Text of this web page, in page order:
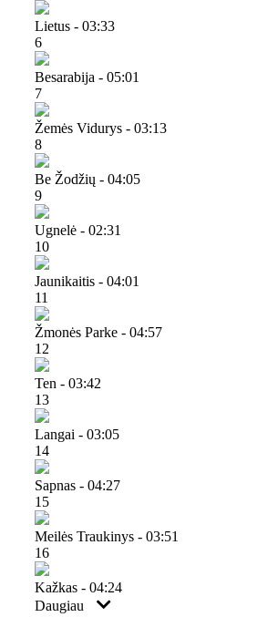
Lietus - 03:33
6
Besarabija - 05:01
7
Žemės Vidurys - 03:13
8
Be Žodžių - 04:05
9
Ugnelė - 02:31
10
Jaunikaitis - 04:01
11
Žmonės Parke - 04:57
12
Ten - 03:42
13
Langai - 03:05
14
Sapnas - 04:27
15
Meilės Traukinys - 03:51
16
Kažkas - 04:24
Daugiau